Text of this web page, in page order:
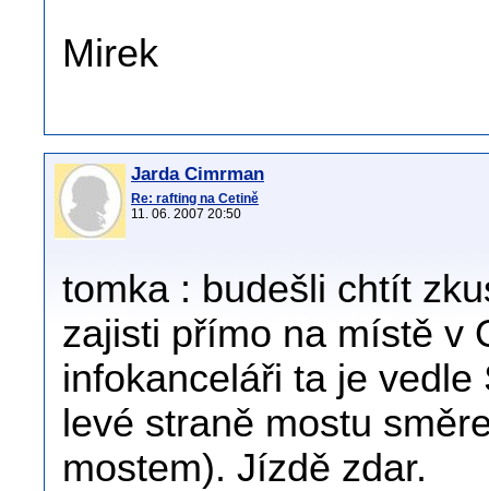
Mirek
Jarda Cimrman
Re: rafting na Cetině
11. 06. 2007 20:50
tomka : budešli chtít
zajisti přímo na místě v
infokanceláři ta je
levé straně mostu
mostem). Jízdě zdar.